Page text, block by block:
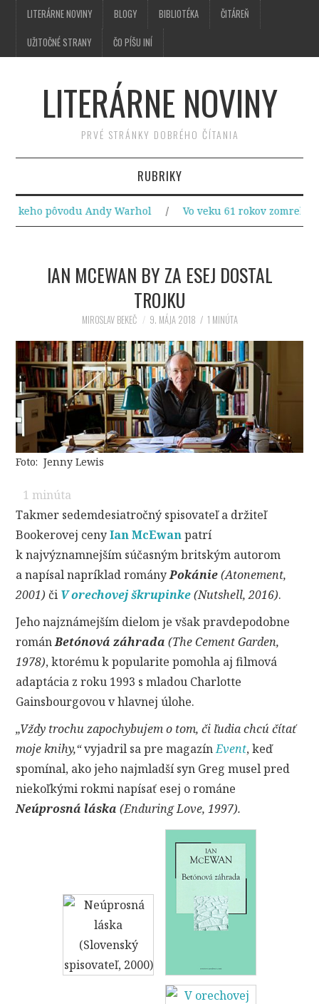
LITERÁRNE NOVINY BLOGY BIBLIOTÉKA ČITÁREŇ
UŽITOČNÉ STRANY ČO PÍŠU INÍ
LITERÁRNE NOVINY
PRVÉ STRÁNKY DOBRÉHO ČÍTANIA
RUBRIKY
SPRÁVY A AKTUALITY
RECENZIE
NÁZORY A ESEJE
ROZHOVORY
PROFILY
INFOTAINMENT
pôvodu Andy Warhol/ Vo veku 61 rokov zomrel
IAN MCEWAN BY ZA ESEJ DOSTAL
TROJKU
MIROSLAV BEKEČ 9. MÁJA 2018 / 1 MINÚTA
Foto: Jenny Lewis
1 minúta
Takmer sedemdesiatročný spisovateľ a držiteľ
Bookerovej cenyIan McEwanpatrí
k najvýznamnejším súčasným britským autorom
a napísal napríklad rományPokánie(Atonement,
2001) či V orechovej škrupinke(Nutshell, 2016).
Jeho najznámejším dielom je však pravdepodobne
románBetónová záhrada (The Cement Garden,
1978), ktorému k popularite pomohla aj filmová
adaptácia z roku 1993 s mladou Charlotte
Gainsbourgovou v hlavnej úlohe.
„Vždy trochu zapochybujem o tom, či ľudia chcú čítať
moje knihy,“vyjadril sa pre magazínEvent, keď
spomínal, ako jeho najmladší syn Greg musel pred
niekoľkými rokmi napísať esej o románe
Neúprosná láska (Enduring Love, 1997).